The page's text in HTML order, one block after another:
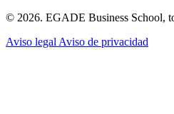
© 2026. EGADE Business School,
Aviso legal Aviso de privacidad